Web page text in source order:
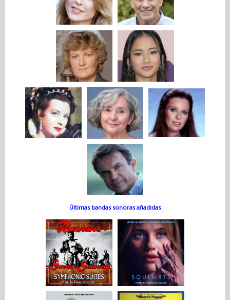
Últimas bandas sonoras añadidas